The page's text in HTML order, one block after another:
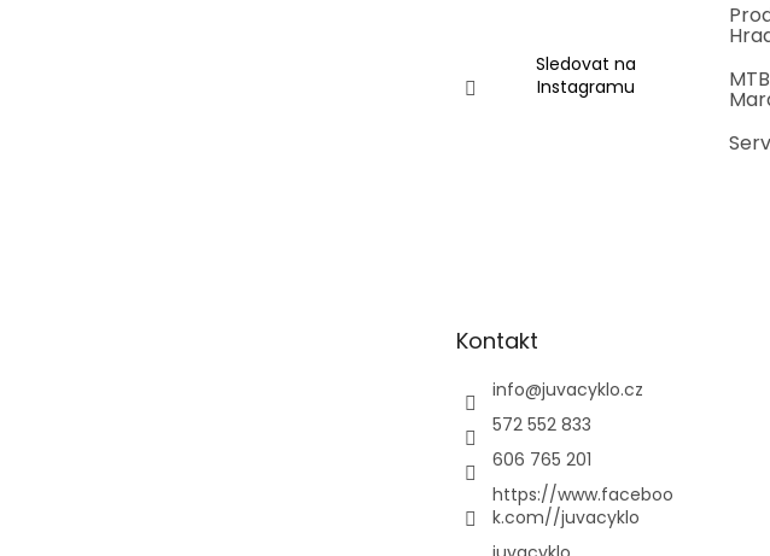
Sledovat na
Instagramu
Kontakt
info@juvacyklo.cz
572 552 833
606 765 201
https://www.faceboo
k.com//juvacyklo